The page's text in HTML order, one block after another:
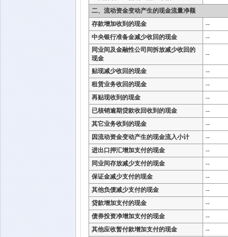
二、流动资金变动产生的现金流量净额
存款增加收到的现金
--
中央银行准备金减少收回的现金
--
同业间及金融性公司间拆放减少收回的
现金
--
贴现减少收回的现金
--
租赁业务收回的现金
--
再贴现收到的现金
--
已核销逾期贷款收回收到的现金
--
其它业务收到的现金
--
因流动资金变动产生的现金流入小计
--
进出口押汇增加支付的现金
--
同业间存放减少支付的现金
--
保证金减少支付的现金
--
其他负债减少支付的现金
--
贷款增加支付的现金
--
债券投资净增加支付的现金
--
其他应收暂付款增加支付的现金
--